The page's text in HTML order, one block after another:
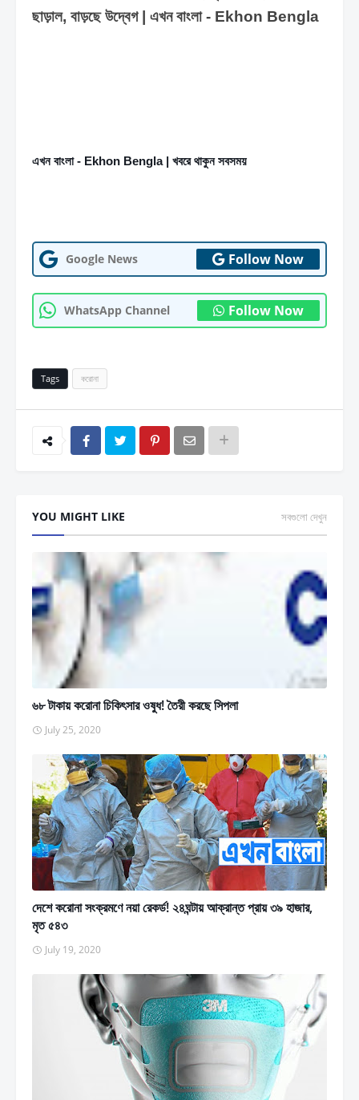
ছাড়াল, বাড়ছে উদ্বেগ | এখন বাংলা - Ekhon Bengla
এখন বাংলা - Ekhon Bengla | খবরে থাকুন সবসময়
Google News Follow Now
WhatsApp Channel Follow Now
Tags করোনা
YOU MIGHT LIKE সবগুলো দেখুন
৬৮ টাকায় করোনা চিকিৎসার ওষুধ! তৈরী করছে সিপলা
July 25, 2020
দেশে করোনা সংক্রমণে নয়া রেকর্ড! ২৪ঘন্টায় আক্রান্ত প্রায় ৩৯ হাজার,
মৃত ৫৪৩
July 19, 2020